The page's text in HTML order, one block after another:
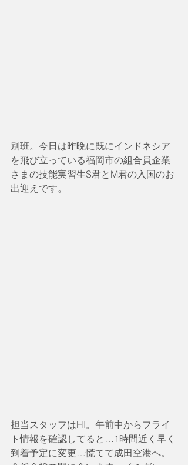
別班。今日は昨晩に既にインドネシア
を飛び立っている福岡市の組合員企業
さまの技能実習生S君とM君の入国のお
出迎えです。
担当スタッフはHI。午前中からフライ
ト情報を確認してると…1時間近く早く
到着予定に変更…慌てて成田空港へ。